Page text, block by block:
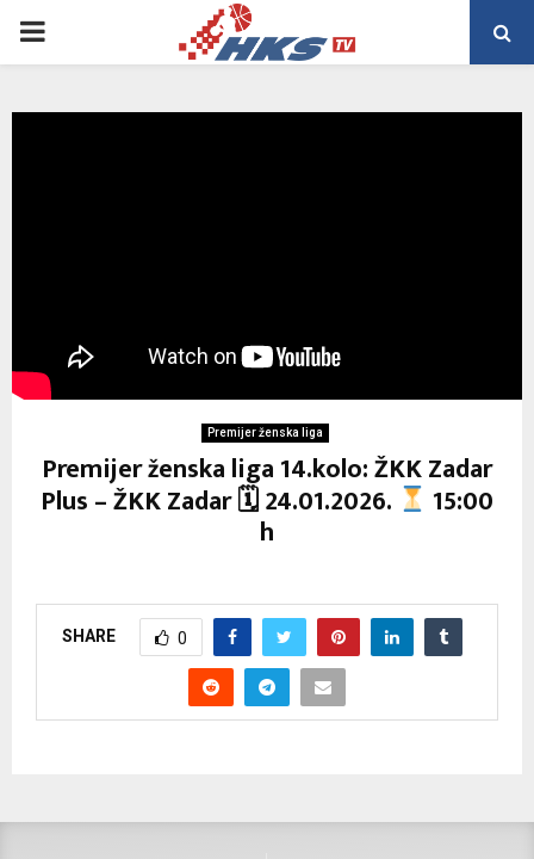
PRIMARY
Premijer ženska liga
Premijer ženska liga 14.kolo: ŽKK Zadar
Plus – ŽKK Zadar 🗓 24.01.2026. 15:00
h
SHARE 0